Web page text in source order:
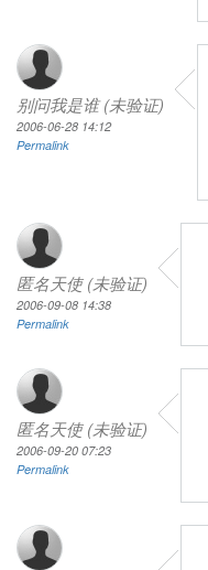
别问我是谁 (未验证)
2006-06-28 14:12
Permalink
匿名天使 (未验证)
2006-09-08 14:38
Permalink
匿名天使 (未验证)
2006-09-20 07:23
Permalink